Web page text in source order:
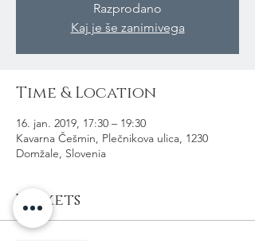
Razprodano
Kaj je še zanimivega
Time & Location
16. jan. 2019, 17:30 – 19:30
Kavarna Češmin, Plečnikova ulica, 1230
Domžale, Slovenia
Tickets